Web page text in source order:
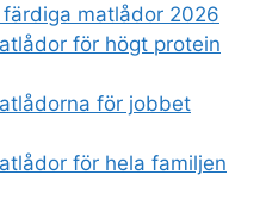
matlådor 2026
för högt protein
för jobbet
för hela familjen